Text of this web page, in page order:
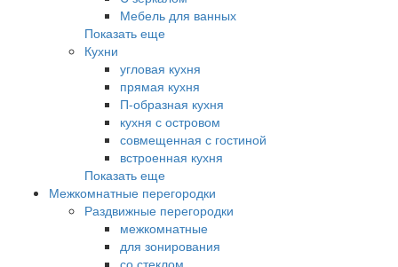
Мебель для ванных
Показать еще
Кухни
угловая кухня
прямая кухня
П-образная кухня
кухня с островом
совмещенная с гостиной
встроенная кухня
Показать еще
Межкомнатные перегородки
Раздвижные перегородки
межкомнатные
для зонирования
со стеклом